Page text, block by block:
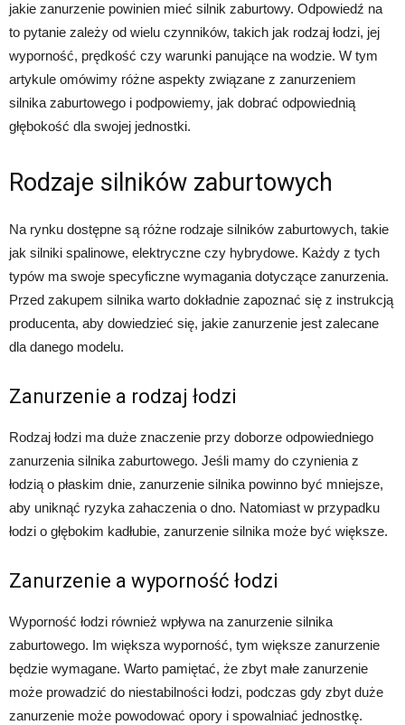
jakie zanurzenie powinien mieć silnik zaburtowy. Odpowiedź na
to pytanie zależy od wielu czynników, takich jak rodzaj łodzi, jej
wyporność, prędkość czy warunki panujące na wodzie. W tym
artykule omówimy różne aspekty związane z zanurzeniem
silnika zaburtowego i podpowiemy, jak dobrać odpowiednią
głębokość dla swojej jednostki.
Rodzaje silników zaburtowych
Na rynku dostępne są różne rodzaje silników zaburtowych, takie
jak silniki spalinowe, elektryczne czy hybrydowe. Każdy z tych
typów ma swoje specyficzne wymagania dotyczące zanurzenia.
Przed zakupem silnika warto dokładnie zapoznać się z instrukcją
producenta, aby dowiedzieć się, jakie zanurzenie jest zalecane
dla danego modelu.
Zanurzenie a rodzaj łodzi
Rodzaj łodzi ma duże znaczenie przy doborze odpowiedniego
zanurzenia silnika zaburtowego. Jeśli mamy do czynienia z
łodzią o płaskim dnie, zanurzenie silnika powinno być mniejsze,
aby uniknąć ryzyka zahaczenia o dno. Natomiast w przypadku
łodzi o głębokim kadłubie, zanurzenie silnika może być większe.
Zanurzenie a wyporność łodzi
Wyporność łodzi również wpływa na zanurzenie silnika
zaburtowego. Im większa wyporność, tym większe zanurzenie
będzie wymagane. Warto pamiętać, że zbyt małe zanurzenie
może prowadzić do niestabilności łodzi, podczas gdy zbyt duże
zanurzenie może powodować opory i spowalniać jednostkę.